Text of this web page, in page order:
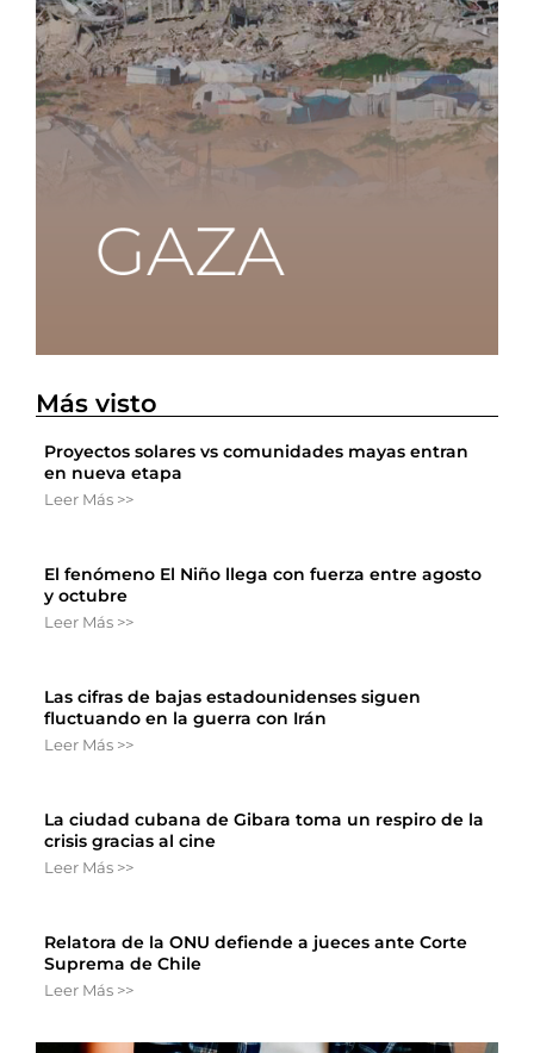
Más visto
Proyectos solares vs comunidades mayas entran
en nueva etapa
Leer Más >>
El fenómeno El Niño llega con fuerza entre agosto
y octubre
Leer Más >>
Las cifras de bajas estadounidenses siguen
fluctuando en la guerra con Irán
Leer Más >>
La ciudad cubana de Gibara toma un respiro de la
crisis gracias al cine
Leer Más >>
Relatora de la ONU defiende a jueces ante Corte
Suprema de Chile
Leer Más >>